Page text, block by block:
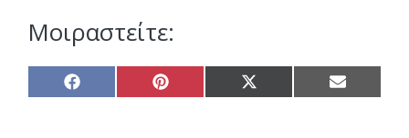
Μοιραστείτε:
Share
on
Share
on
Share
on
Share
on